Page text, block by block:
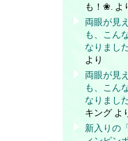
も！❀. よ
両眼が見
も、こん
なりました
より
両眼が見
も、こん
なりました
キング よ
新入りの